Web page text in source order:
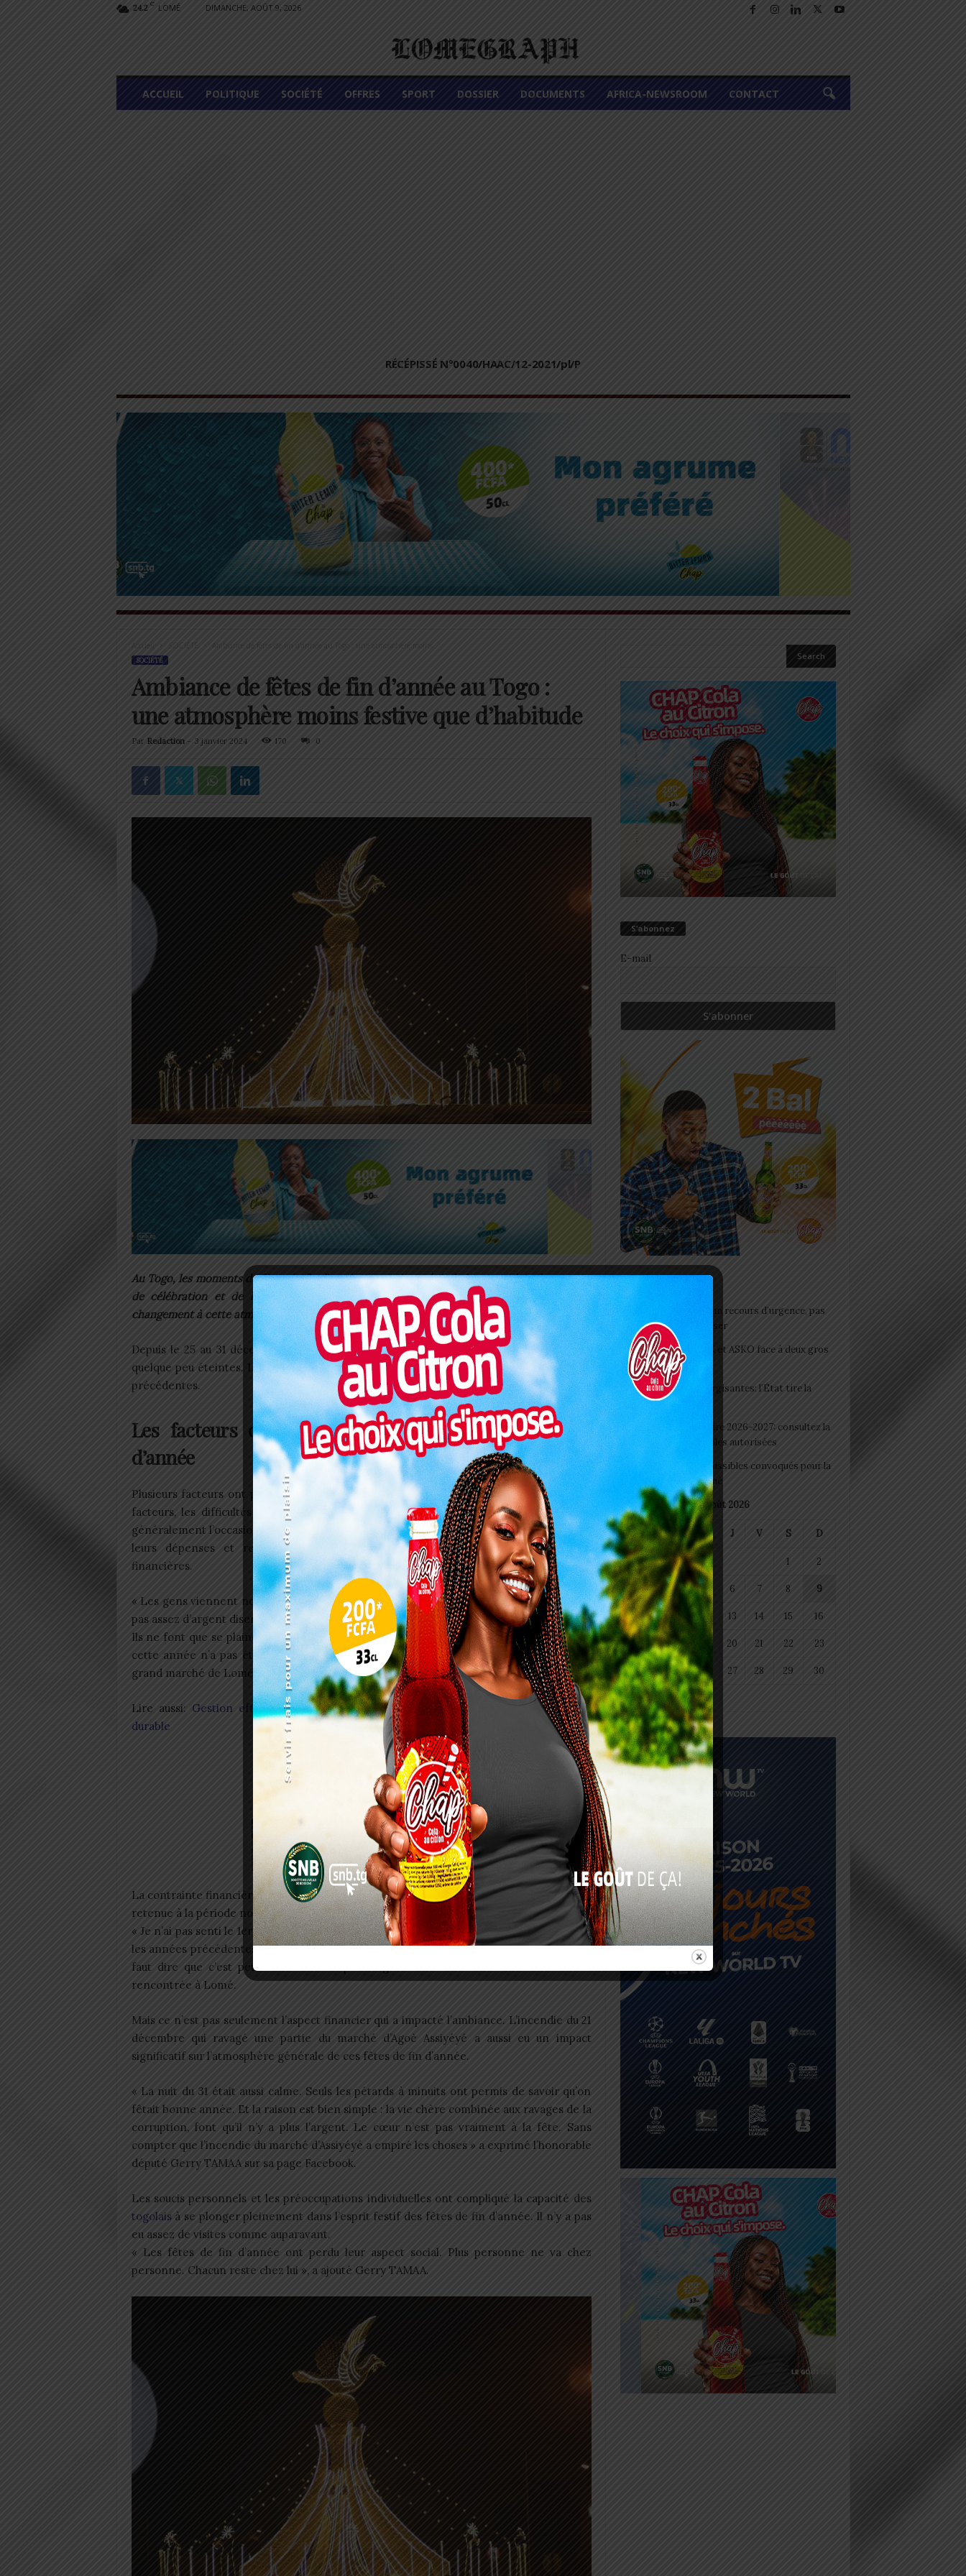
24.2 C LOMÉ DIMANCHE, AOÛT 9, 2026
L
M
ACCUEIL POLITIQUE SOCIÉTÉ OFFRES SPORT DOSSIER DOCUMENTS AFRICA-NEWSROOM CONTACT
RÉCÉPISSÉ N°0040/HAAC/12-2021/pl/P
Accueil Ambiance de fêtes de fin d’année au Togo : une atmosphère moins...
SOCIÉTÉ
Ambiance de fêtes de fin d’année au Togo :
une atmosphère moins festive que d’habitude
Par Redaction- 3 janvier 2024 170 0
Au Togo, les moments de fêtes de fin d’année ont toujours été chaleureux, plein de partage,
de célébration et de bonne ambiance. Cependant, l’année 2024 a apporté un grand
changement à cette atmosphère bien-aimée.
Depuis le 25 au 31 décembre 2023 et même le 1 janvier 2024, les festivités semblaient
quelque peu éteintes. L’ambiance était moins vibrante et moins animée que les années
précédentes.
Les facteurs de l’ambiance morose des fêtes de fin
d’année
Plusieurs facteurs ont pesé sur la féérie habituelle des fêtes de fin d’année. Parmi ces
facteurs, les difficultés financières ont joué un rôle majeur. Alors que les fêtes sont
généralement l’occasion de dépenses extravagantes, beaucoup de togolais ont dû ajuster
leurs dépenses et reconsidérer leurs plans festifs en raison de ces difficultés
financières.
« Les gens viennent nombreux au marché mais ils n’achètent pas grand-chose. Ils n’ont
pas assez d’argent disent-ils ; beaucoup de mes clients ont réduit les achats cette année.
Ils ne font que se plaindre du prix des articles. Contrairement aux années précédentes,
cette année n’a pas été assez fructueuse pour moi », a confié Adjoa, commerçante au
grand marché de Lomé.
Lire aussi: Gestion efficace des pesticides: Le Togo s&rsquo;engage pour un avenir
durable
La contrainte financière a eu un impact direct sur l’ambiance générale. Cela a ajouté une
retenue à la période normalement empreinte de générosité et de festivités.
« Je n’ai pas senti le 1er janvier de cette année. C’était calme, ce n’est pas ce qu’on vivait
les années précédentes. On dit la fête mais c’était comme si les gens étaient en deuil. Il
faut dire que c’est peut-être ils n’ont pas l’argent » a révélé Diane, une couturière
rencontrée à Lomé.
Mais ce n’est pas seulement l’aspect financier qui a impacté l’ambiance. L’incendie du 21
décembre qui ravagé une partie du marché d’Agoè Assiyéyé a aussi eu un impact
significatif sur l’atmosphère générale de ces fêtes de fin d’année.
« La nuit du 31 était aussi calme. Seuls les pétards à minuits ont permis de savoir qu’on
fêtait bonne année. Et la raison est bien simple : la vie chère combinée aux ravages de la
corruption, font qu’il n’y a plus l’argent. Le cœur n’est pas vraiment à la fête. Sans
compter que l’incendie du marché d’Assiyéyé a empiré les choses » a exprimé l’honorable
député Gerry TAMAA sur sa page Facebook.
Les soucis personnels et les préoccupations individuelles ont compliqué la capacité des
togolaisà se plonger pleinement dans l’esprit festif des fêtes de fin d’année. Il n’y a pas
eu assez de visites comme auparavant.
« Les fêtes de fin d’année ont perdu leur aspect social. Plus personne ne va chez
personne. Chacun reste chez lui », a ajouté Gerry TAMAA.
S’abonnez
E-mail
Articles récents
Pilule du lendemain : un recours d’urgence, pas
une habitude à banaliser
Interclubs CAF: ASCK et ASKO face à deux gros
morceaux
Togo/ Boissons énergisantes: l’État tire la
sonnette d’alarme
Togo/ Rentrée scolaire 2026-2027: consultez la
liste officielle des écoles autorisées
ESSAL 2026 : les admissibles convoqués pour la
visite médicale à Lomé
août 2026
L M M J V S D
1 2
3 4 5 6 7 8 9
10 11 12 13 14 15 16
17 18 20 21 22 23
24 25 26 27 28 29 30
31
« Juil